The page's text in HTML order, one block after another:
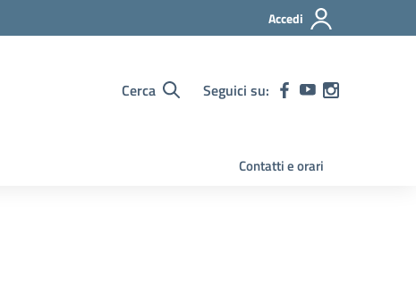
Accedi
Cerca Seguici su:
Contatti e orari